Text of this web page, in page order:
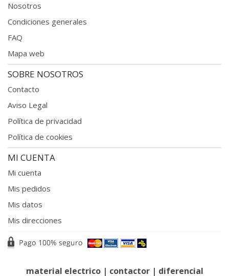
Nosotros
Condiciones generales
FAQ
Mapa web
SOBRE NOSOTROS
Contacto
Aviso Legal
Política de privacidad
Política de cookies
MI CUENTA
Mi cuenta
Mis pedidos
Mis datos
Mis direcciones
material electrico| contactor| diferencial